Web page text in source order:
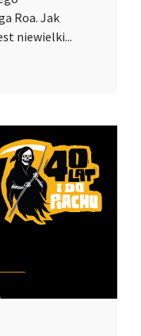
Roa. Jak
niewielki...